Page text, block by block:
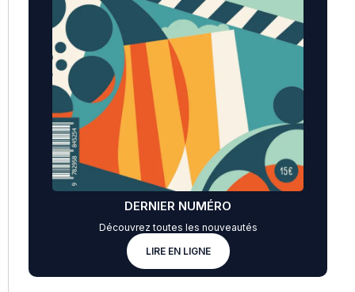
DERNIER NUMÉRO
Découvrez toutes les nouveautés
LIRE EN LIGNE